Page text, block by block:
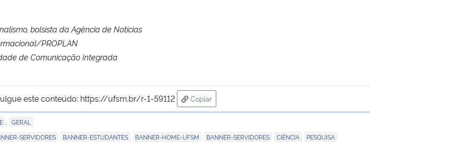
bolsista da Agência de Notícias
PROPLAN
de Comunicação Integrada
este conteúdo: https://ufsm.br/r-1-59112
Copiar
para área de transferência
GERAL
SERVIDORES BANNER-ESTUDANTES BANNER-HOME-UFSM BANNER-SERVIDORES CIÊNCIA PESQUISA